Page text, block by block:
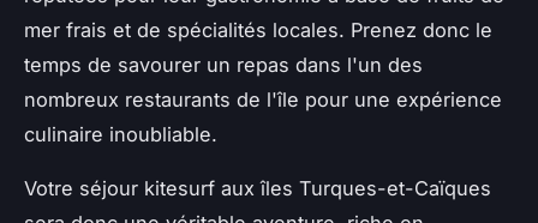
mer frais et de spécialités locales. Prenez donc le
temps de savourer un repas dans l'un des
nombreux restaurants de l'île pour une expérience
culinaire inoubliable.
Votre séjour kitesurf aux îles Turques-et-Caïques